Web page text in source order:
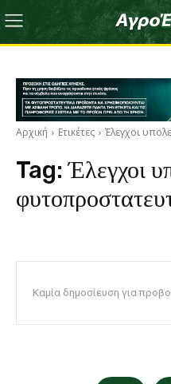
Αρχική Ετικέτες Έλεγχοι
Tag:Έλεγχοι
Καμία δημοσίευση για